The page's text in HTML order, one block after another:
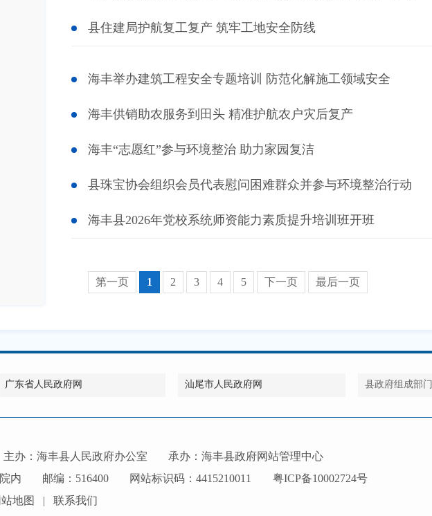
县住建局护航复工复产 筑牢工地安全防线
海丰举办建筑工程安全专题培训 防范化解施工领域安全
海丰供销助农服务到田头 精准护航农户灾后复产
海丰“志愿红”参与环境整治 助力家园复洁
县珠宝协会组织会员代表慰问困难群众并参与环境整治行动
海丰县2026年党校系统师资能力素质提升培训班开班
第一页 1 2 3 4 5 下一页 最后一页
广东省人民政府网 汕尾市人民政府网 县政府组成部门
主办：海丰县人民政府办公室
承办：海丰县政府网站管理中心
内
邮编：516400 网站标识码：4415210011
粤ICP备10002724号
地图 |联系我们